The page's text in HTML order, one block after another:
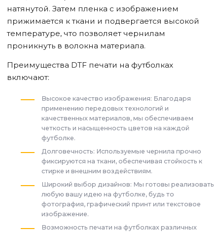
натянутой. Затем пленка с изображением
прижимается к ткани и подвергается высокой
температуре, что позволяет чернилам
проникнуть в волокна материала.
Преимущества DTF печати на футболках
включают:
Высокое качество изображения: Благодаря
применению передовых технологий и
качественных материалов, мы обеспечиваем
четкость и насыщенность цветов на каждой
футболке.
Долговечность: Используемые чернила прочно
фиксируются на ткани, обеспечивая стойкость к
стирке и внешним воздействиям.
Широкий выбор дизайнов: Мы готовы реализовать
любую вашу идею на футболке, будь то
фотография, графический принт или текстовое
изображение.
Возможность печати на футболках различных